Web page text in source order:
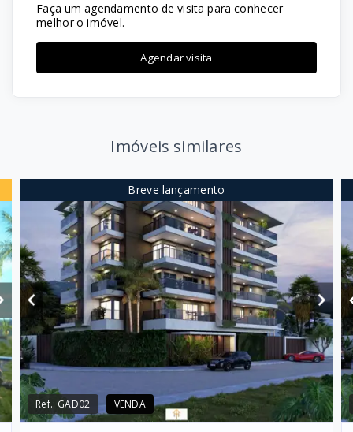
Faça um agendamento de visita para conhecer
melhor o imóvel.
Agendar visita
Imóveis similares
Breve lançamento
Ref.: GAD02 VENDA